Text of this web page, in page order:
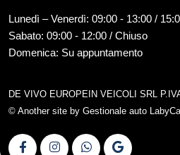
Lunedì – Venerdì: 09:00 - 13:00 /
Sabato: 09:00 - 12:00 / Chiuso
Domenica: Su appuntamento
DE VIVO EUROPEIN VEICOLI SRL
© Another site by Gestionale auto